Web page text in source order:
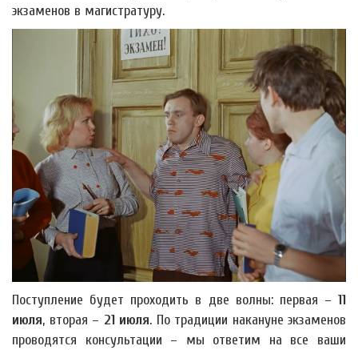
экзаменов в магистратуру.
Поступление будет проходить в две волны: первая – 11
июля, вторая – 21 июля. По традиции накануне экзаменов
проводятся консультации – мы ответим на все ваши